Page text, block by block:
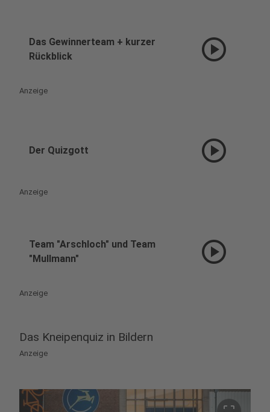
Das Gewinnerteam + kurzer
Rückblick
play_circle
Anzeige
Der Quizgott play_circle
Anzeige
Team "Arschloch" und Team
"Mullmann"
play_circle
Anzeige
Das Kneipenquiz in Bildern
Anzeige